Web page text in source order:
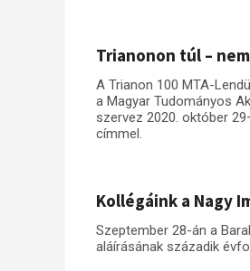
Trianonon túl –
A Trianon 100 MTA-
a Magyar Tudományos
szervez 2020. október
címmel.
Kollégáink a Nagy
Szeptember 28-án a
aláírásának századik